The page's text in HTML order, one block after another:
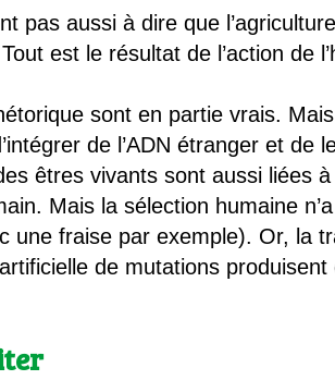
pas aussi à dire que
est le résultat de l’action de
sont en partie vrais.
de l’ADN étranger et de
êtres vivants sont aussi liées
Mais la sélection humaine
une fraise par exemple). Or, la
de mutations